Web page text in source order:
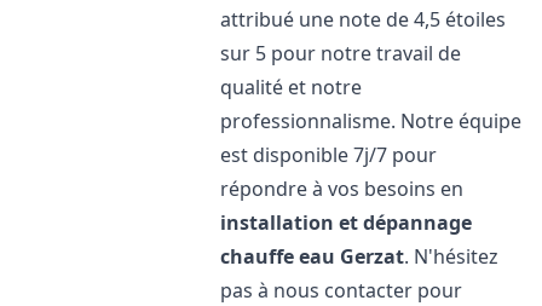
attribué une note de 4,5 étoiles
sur 5 pour notre travail de
qualité et notre
professionnalisme. Notre équipe
est disponible 7j/7 pour
répondre à vos besoins en
installation et dépannage
chauffe eau Gerzat. N'hésitez
pas à nous contacter pour